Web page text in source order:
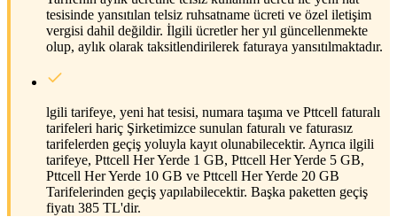
tesisinde yansıtılan telsiz ruhsatname ücreti ve özel iletişim
vergisi dahil değildir. İlgili ücretler her yıl güncellenmekte
olup, aylık olarak taksitlendirilerek faturaya yansıtılmaktadır.
lgili tarifeye, yeni hat tesisi, numara taşıma ve Pttcell faturalı
tarifeleri hariç Şirketimizce sunulan faturalı ve faturasız
tarifelerden geçiş yoluyla kayıt olunabilecektir. Ayrıca ilgili
tarifeye, Pttcell Her Yerde 1 GB, Pttcell Her Yerde 5 GB,
Pttcell Her Yerde 10 GB ve Pttcell Her Yerde 20 GB
Tarifelerinden geçiş yapılabilecektir. Başka paketten geçiş
fiyatı 385 TL'dir.